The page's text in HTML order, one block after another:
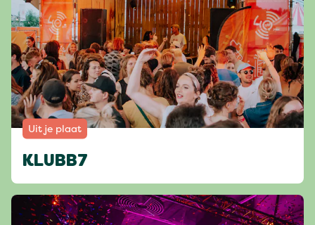
Uit je plaat
KLUBB7